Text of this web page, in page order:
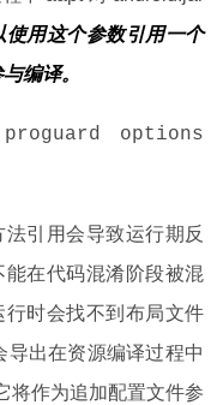
使用这个参数引用一个
编译。
options
引用会导致运行期反
在代码混淆阶段被混
时会找不到布局文件
导出在资源编译过程中
将作为追加配置文件参